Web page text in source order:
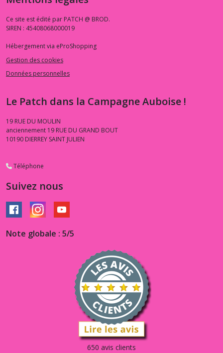
Ce site est édité par PATCH @ BROD.
SIREN : 45408068000019
Hébergement via eProShopping
Gestion des cookies
Données personnelles
Le Patch dans la Campagne Auboise !
19 RUE DU MOULIN
anciennement 19 RUE DU GRAND BOUT
10190 DIERREY SAINT JULIEN
Téléphone
Suivez nous
Note globale : 5/5
650 avis clients